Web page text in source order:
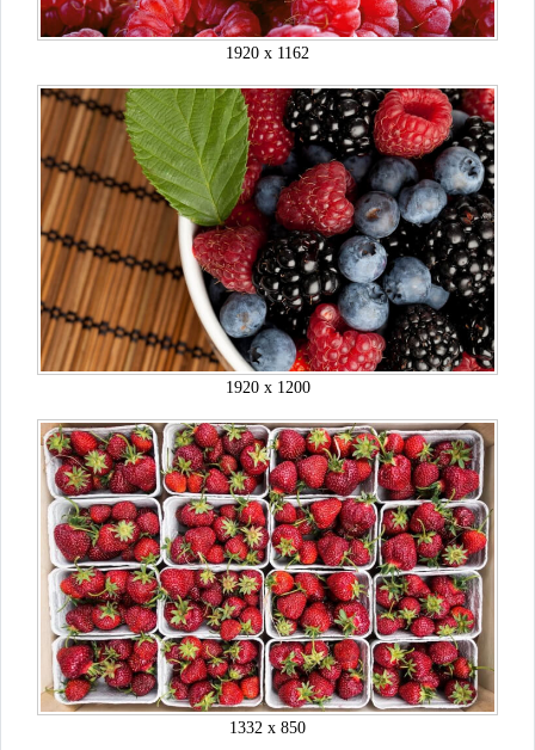
1920 x 1162
1920 x 1200
1332 x 850